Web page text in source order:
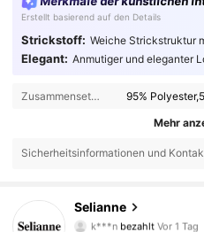
Erstellt basierend auf den Details
Strickstoff: Weiche Strickstruktur
Elegant: Anmutiger und eleganter
Zusammensetzung: 95%
Mehr
Sicherheitsinformationen und
Selianne
4,73
281K Follower